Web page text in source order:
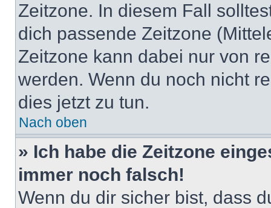
Zeitzone. In diesem Fall
dich passende Zeitzone
Zeitzone kann dabei nur von
werden. Wenn du noch nicht
dies jetzt zu tun.
Nach oben
» Ich habe die Zeitzone
immer noch falsch!
Wenn du dir sicher bist, dass